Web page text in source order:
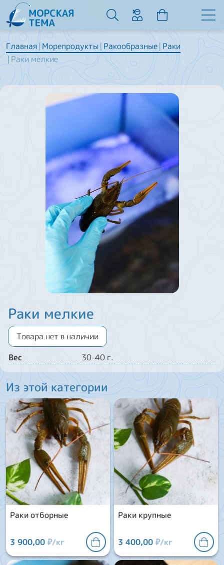
Главная Морепродукты Ракообразные Раки
Раки мелкие
Раки мелкие
Товара нет в наличии
Вес
30-40 г.
Из этой категории
Раки отборные
3 900,00 ₽/кг
Раки крупные
3 400,00 ₽/кг